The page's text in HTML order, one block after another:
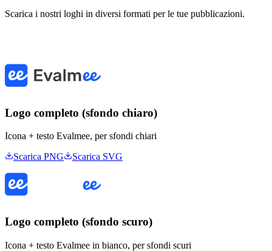
Scarica i nostri loghi in diversi formati per le tue pubblicazioni.
Logo completo (sfondo chiaro)
Icona + testo Evalmee, per sfondi chiari
Scarica PNG
Scarica SVG
Logo completo (sfondo scuro)
Icona + testo Evalmee in bianco, per sfondi scuri